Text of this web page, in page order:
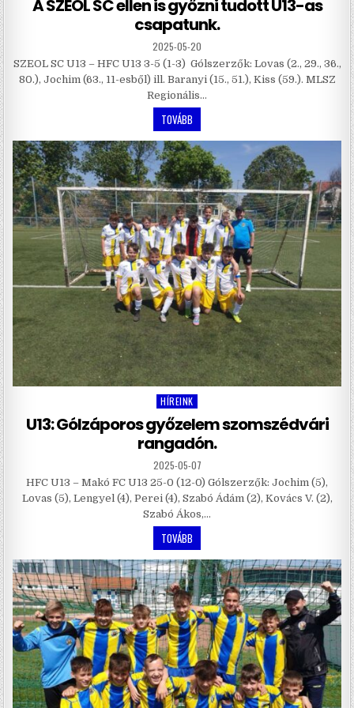
A SZEOL SC ellen is győzni tudott U13-as
csapatunk.
2025-05-20
SZEOL SC U13 – HFC U13 3-5 (1-3) Gólszerzők: Lovas (2., 29., 36.,
80.), Jochim (63., 11-esből) ill. Baranyi (15., 51.), Kiss (59.). MLSZ
Regionális…
TOVÁBB
Posted
HÍREINK
U13: Gólzáporos győzelem szomszédvári
rangadón.
2025-05-07
HFC U13 – Makó FC U13 25-0 (12-0) Gólszerzők: Jochim (5),
Lovas (5), Lengyel (4), Perei (4), Szabó Ádám (2), Kovács V. (2),
Szabó Ákos,…
TOVÁBB